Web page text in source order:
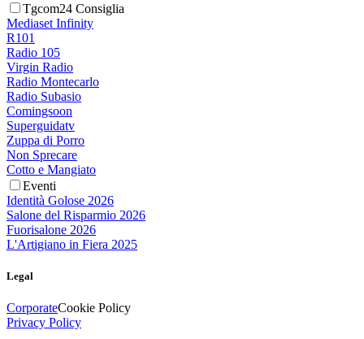
Tgcom24 Consiglia
Mediaset Infinity
R101
Radio 105
Virgin Radio
Radio Montecarlo
Radio Subasio
Comingsoon
Superguidatv
Zuppa di Porro
Non Sprecare
Cotto e Mangiato
Eventi
Identità Golose 2026
Salone del Risparmio 2026
Fuorisalone 2026
L'Artigiano in Fiera 2025
Legal
CorporateCookie Policy
Privacy Policy